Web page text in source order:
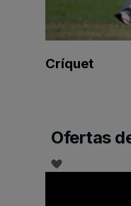
Críquet
Ofertas